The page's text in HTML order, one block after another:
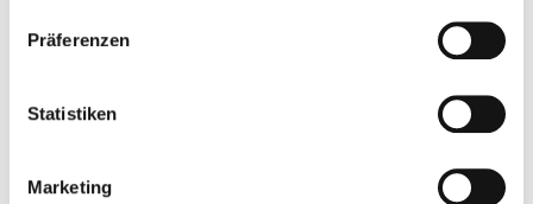
Präferenzen
Statistiken
Marketing
Nussbaumholz
natürliches
Eichenholz